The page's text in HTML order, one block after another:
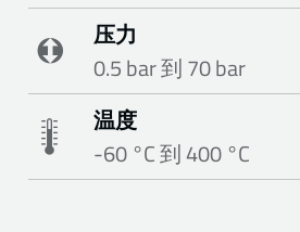
压力
0.5 bar 到 70 bar
温度
-60 °C 到 400 °C